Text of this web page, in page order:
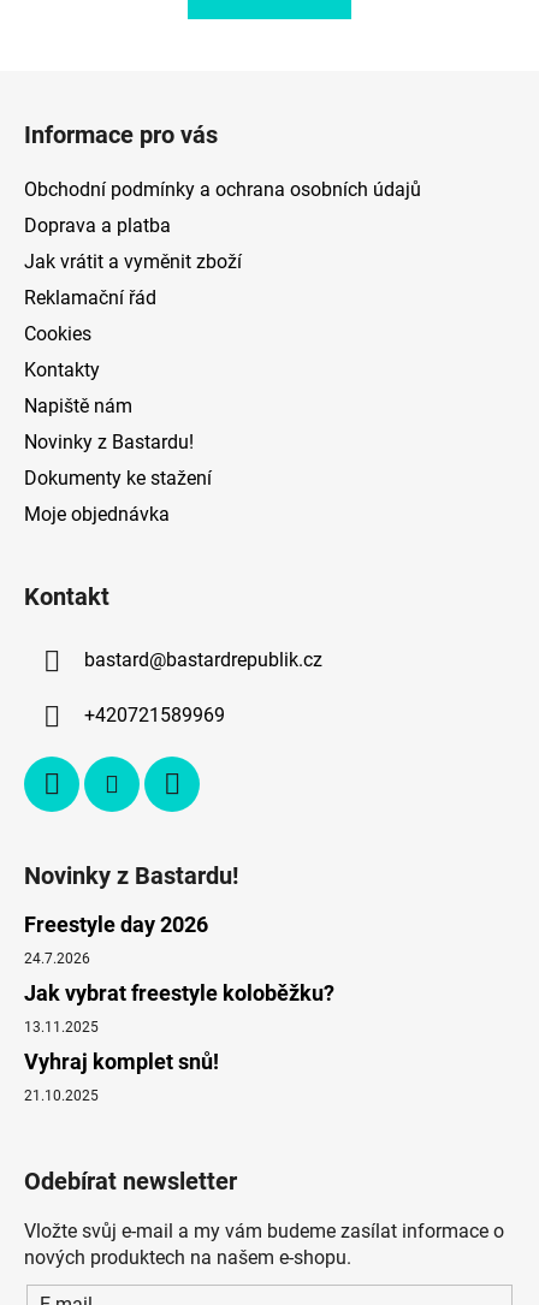
Informace pro vás
Obchodní podmínky a ochrana osobních údajů
Doprava a platba
Jak vrátit a vyměnit zboží
Reklamační řád
Cookies
Kontakty
Napiště nám
Novinky z Bastardu!
Dokumenty ke stažení
Moje objednávka
Kontakt
bastard@bastardrepublik.cz
+420721589969
Novinky z Bastardu!
Freestyle day 2026
24.7.2026
Jak vybrat freestyle koloběžku?
13.11.2025
Vyhraj komplet snů!
21.10.2025
Odebírat newsletter
Vložte svůj e-mail a my vám budeme zasílat informace o
nových produktech na našem e-shopu.